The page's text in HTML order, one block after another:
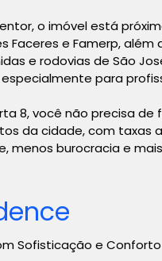
o imóvel está
Faceres e Famerp,
e rodovias de São
para
8, você não precisa
da cidade, com taxas
menos burocracia e
Sofisticação e